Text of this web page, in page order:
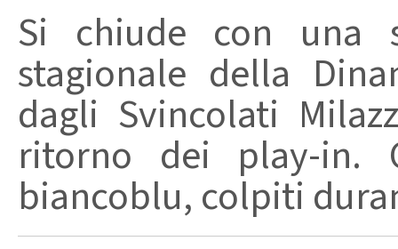
Si chiude con una
stagionale della
dagli Svincolati
ritorno dei play-
biancoblu, colpiti